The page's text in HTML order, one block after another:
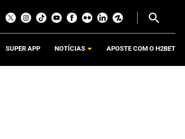
SUPER APP NOTÍCIAS APOSTE COM O H2BET